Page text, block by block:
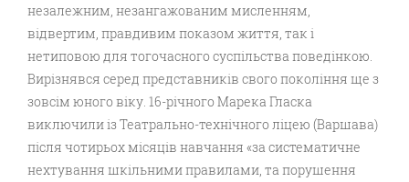
незалежним, незангажованим мисленням,
відвертим, правдивим показом життя, так і
нетиповою для тогочасного суспільства поведінкою.
Вирізнявся серед представників свого покоління ще з
зовсім юного віку. 16-річного Марека Гласка
виключили із Театрально-технічного ліцею (Варшава)
після чотирьох місяців навчання «за систематичне
нехтування шкільними правилами, та порушення